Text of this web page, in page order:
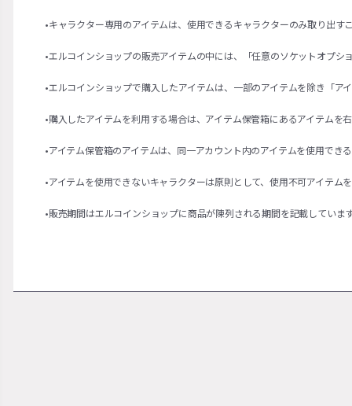
•キャラクター専用のアイテムは、使用できるキャラクターのみ取り出す
•エルコインショップの販売アイテムの中には、「任意のソケットオプ
•エルコインショップで購入したアイテムは、一部のアイテムを除き「ア
•購入したアイテムを利用する場合は、アイテム保管箱にあるアイテムを
•アイテム保管箱のアイテムは、同一アカウント内のアイテムを使用でき
•アイテムを使用できないキャラクターは原則として、使用不可アイテム
•販売期間はエルコインショップに商品が陳列される期間を記載してい